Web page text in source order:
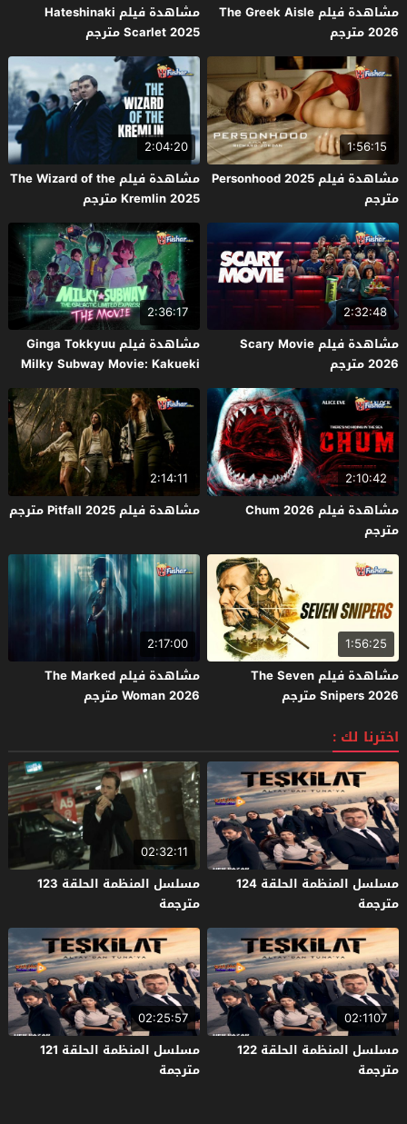
مشاهدة فيلم The Greek Aisle
2026 مترجم
مشاهدة فيلم Hateshinaki
Scarlet 2025 مترجم
1:56:15
مشاهدة فيلم Personhood 2025
مترجم
2:04:20
مشاهدة فيلم The Wizard of the
Kremlin 2025 مترجم
2:32:48
مشاهدة فيلم Scary Movie
2026 مترجم
2:36:17
مشاهدة فيلم Ginga Tokkyuu
Milky Subway Movie: Kakueki
Teisha Gekijou Yuki 2026 مترجم
2:10:42
مشاهدة فيلم Chum 2026
مترجم
2:14:11
مشاهدة فيلم Pitfall 2025 مترجم
1:56:25
مشاهدة فيلم The Seven
Snipers 2026 مترجم
2:17:00
مشاهدة فيلم The Marked
Woman 2026 مترجم
اخترنا لك :
مسلسل المنظمة الحلقة 124
مترجمة
02:32:11
مسلسل المنظمة الحلقة 123
مترجمة
02:1107
مسلسل المنظمة الحلقة 122
مترجمة
02:25:57
مسلسل المنظمة الحلقة 121
مترجمة